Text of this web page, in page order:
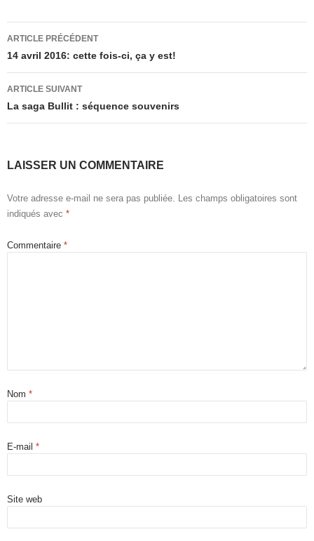
Navigation
des
articles
ARTICLE PRÉCÉDENT
14 avril 2016: cette fois-ci, ça y est!
ARTICLE SUIVANT
La saga Bullit : séquence souvenirs
LAISSER UN COMMENTAIRE
Votre adresse e-mail ne sera pas publiée.
Les champs obligatoires sont
indiqués avec *
Commentaire *
Nom *
E-mail *
Site web